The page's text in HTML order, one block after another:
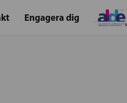
Engagera dig